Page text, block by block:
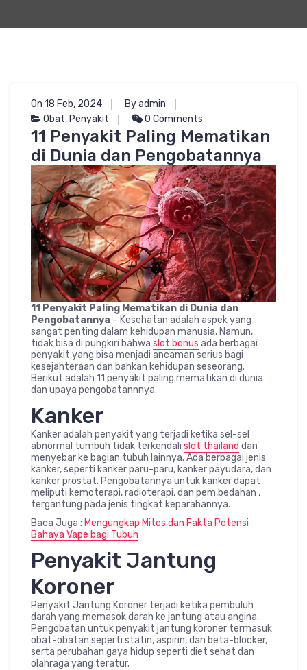
On 18 Feb, 2024
By admin
Obat, Penyakit 0 Comments
11 Penyakit Paling Mematikan
di Dunia dan Pengobatannya
11 Penyakit Paling Mematikan di Dunia dan
Pengobatannya – Kesehatan adalah aspek yang
sangat penting dalam kehidupan manusia. Namun,
tidak bisa di pungkiri bahwa slot bonus ada berbagai
penyakit yang bisa menjadi ancaman serius bagi
kesejahteraan dan bahkan kehidupan seseorang.
Berikut adalah 11 penyakit paling mematikan di dunia
dan upaya pengobatannnya.
Kanker
Kanker adalah penyakit yang terjadi ketika sel-sel
abnormal tumbuh tidak terkendali slot thailand dan
menyebar ke bagian tubuh lainnya. Ada berbagai jenis
kanker, seperti kanker paru-paru, kanker payudara, dan
kanker prostat. Pengobatannya untuk kanker dapat
meliputi kemoterapi, radioterapi, dan pem,bedahan ,
tergantung pada jenis tingkat keparahannya.
Baca Juga : Mengungkap Mitos dan Fakta Potensi
Bahaya Vape bagi Tubuh
Penyakit Jantung
Koroner
Penyakit Jantung Koroner terjadi ketika pembuluh
darah yang memasok darah ke jantung atau angina.
Pengobatan untuk penyakit jantung koroner termasuk
obat-obatan seperti statin, aspirin, dan beta-blocker,
serta perubahan gaya hidup seperti diet sehat dan
olahraga yang teratur.